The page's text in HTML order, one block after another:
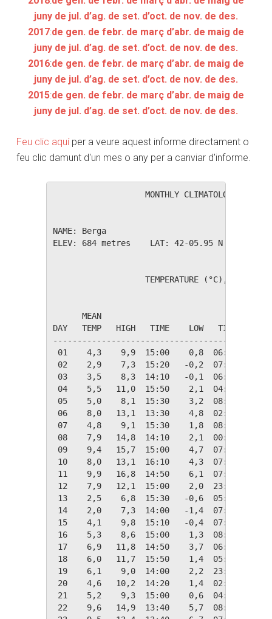
juny de jul. d’ag. de set. d’oct. de nov. de des.
2017:de gen. de febr. de març d’abr. de maig de
juny de jul. d’ag. de set. d’oct. de nov. de des.
2016:de gen. de febr. de març d’abr. de maig de
juny de jul. d’ag. de set. d’oct. de nov. de des.
2015:de gen. de febr. de març d’abr. de maig de
juny de jul. d’ag. de set. d’oct. de nov. de des.
Feu clic aquíper a veure aquest informe directament o
feu clic damunt d'un mes o any per a canviar d'informe.
MONTHLY CLIMATOLOGICAL
NAME: Berga
ELEV: 684 metres    LAT: 42-05.95 N    LONG:
TEMPERATURE (°C), RAIN
MEAN
DAY   TEMP   HIGH   TIME    LOW   TIME
01    4,3    9,9  15:00    0,8  06:10
02    2,9    7,3  15:20   -0,2  07:20
03    3,5    8,3  14:10   -0,1  06:20
04    5,5   11,0  15:50    2,1  04:00
05    5,0    8,1  15:30    3,2  08:00
06    8,0   13,1  13:30    4,8  02:30
07    4,8    9,1  15:30    1,8  08:00
08    7,9   14,8  14:10    2,1  00:30
09    9,4   15,7  15:00    4,7  07:30
10    8,0   13,1  16:10    4,3  07:00
11    9,9   16,8  14:50    6,1  07:40
12    7,9   12,1  15:00    2,0  23:10
13    2,5    6,8  15:30   -0,6  05:30
14    2,0    7,3  14:00   -1,4  07:00
15    4,1    9,8  15:10   -0,4  07:30
16    5,3    8,6  15:00    1,3  08:00
17    6,9   11,8  14:50    3,7  06:20
18    6,0   11,7  15:50    1,4  05:30
19    6,1    9,0  14:00    2,2  23:50
20    4,6   10,2  14:20    1,4  02:30
21    5,2    9,3  15:00    0,6  04:30
22    9,6   14,9  13:40    5,7  08:40